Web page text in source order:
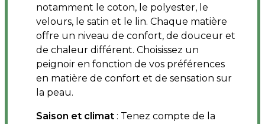
notamment le coton, le polyester, le
velours, le satin et le lin. Chaque matière
offre un niveau de confort, de douceur et
de chaleur différent. Choisissez un
peignoir en fonction de vos préférences
en matière de confort et de sensation sur
la peau.
Saison et climat : Tenez compte de la